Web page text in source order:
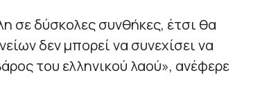
σε δύσκολες συνθήκες, έτσι θα
δεν μπορεί να συνεχίσει να
του ελληνικού λαού», ανέφερε